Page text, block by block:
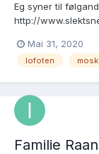
Eg syner til
http://
f1828-i-askvoll-
https://
Mai 31, 2020
lofoten
Familie